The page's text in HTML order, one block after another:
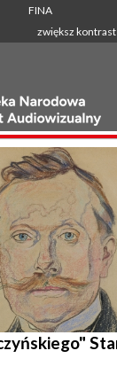
FINA
zwiększ kontrast